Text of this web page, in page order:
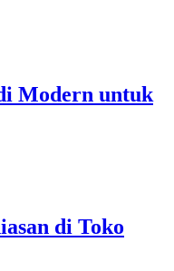
Modern untuk
di Toko